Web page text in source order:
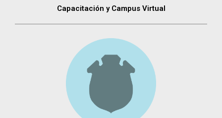
Capacitación y Campus Virtual